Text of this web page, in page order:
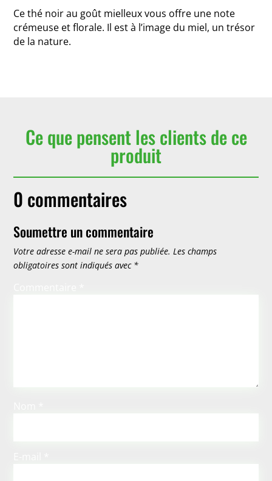
Ce thé noir au goût mielleux vous offre une note
crémeuse et florale. Il est à l’image du miel, un trésor
de la nature.
Ce que pensent les clients de ce
produit
0 commentaires
Soumettre un commentaire
Votre adresse e-mail ne sera pas publiée. Les champs
obligatoires sont indiqués avec *